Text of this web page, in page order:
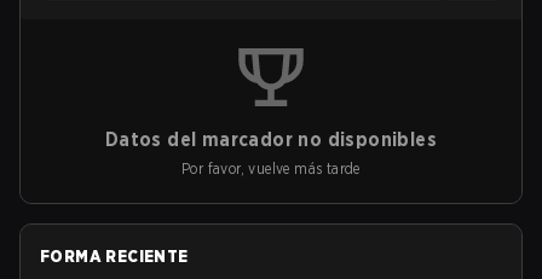
Datos del marcador no disponibles
Por favor, vuelve más tarde
FORMA RECIENTE